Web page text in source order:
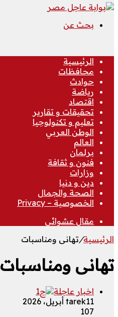
بحث عن
الرئيسية
محافظات
حوادث
رياضة
اقتصاد
تحقيقات و تقارير
تعليم و تكنولوجيا
الوطن العربي
العالم
برلمان
فنون و ثقافة
وزارات
دين و دنيا
الصحة والجمال
الخصوصية – Privacy
مقال عشوائي
الرئيسية/تهانى ومناسبات
تهانى ومناسبات
اخبار عاجلة
tarek11 أبريل، 2026
107